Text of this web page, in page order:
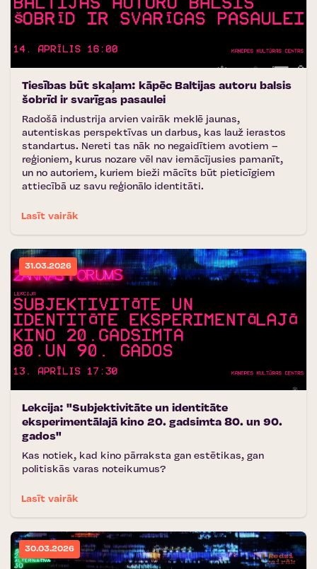
Tiesības būt skaļam: kāpēc Baltijas autoru balsis
šobrīd ir svarīgas pasaulei
Radošā industrija arvien vairāk meklē jaunas,
autentiskas perspektīvas un darbus, kas lauž ierastos
standartus. Nereti tas nāk no negaidītiem avotiem –
reģioniem, kurus nozare vēl nav iemācījusies pamanīt,
un no autoriem, kuriem bieži mācīts būt pieticīgiem
attiecībā uz savu reģionālo identitāti.
Lasīt vairāk
31.03.2026
Lekcija: "Subjektivitāte un identitāte
eksperimentālajā kino 20. gadsimta 80. un 90.
gados"
Kas notiek, kad kino pārraksta gan estētikas, gan
politiskās varas noteikumus?
Lasīt vairāk
30.03.2026